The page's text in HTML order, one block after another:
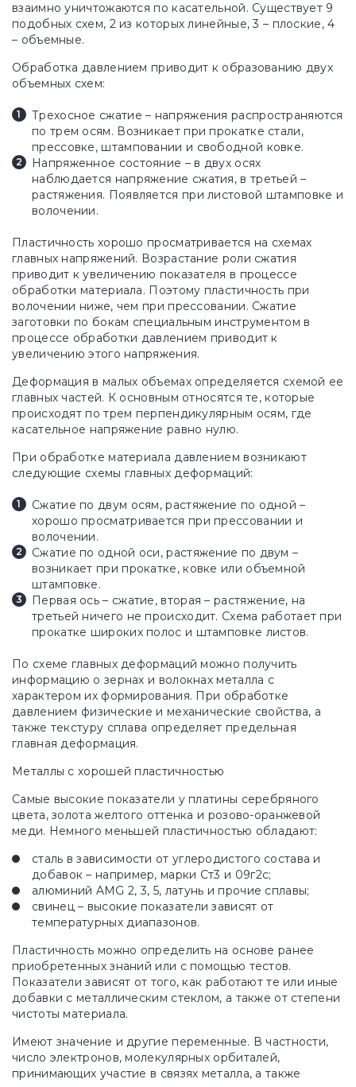
взаимно уничтожаются по касательной. Существует 9
подобных схем, 2 из которых линейные, 3 – плоские, 4
– объемные.
Обработка давлением приводит к образованию двух
объемных схем:
Трехосное сжатие – напряжения распространяются
по трем осям. Возникает при прокатке стали,
прессовке, штамповании и свободной ковке.
Напряженное состояние – в двух осях
наблюдается напряжение сжатия, в третьей –
растяжения. Появляется при листовой штамповке и
волочении.
Пластичность хорошо просматривается на схемах
главных напряжений. Возрастание роли сжатия
приводит к увеличению показателя в процессе
обработки материала. Поэтому пластичность при
волочении ниже, чем при прессовании. Сжатие
заготовки по бокам специальным инструментом в
процессе обработки давлением приводит к
увеличению этого напряжения.
Деформация в малых объемах определяется схемой ее
главных частей. К основным относятся те, которые
происходят по трем перпендикулярным осям, где
касательное напряжение равно нулю.
При обработке материала давлением возникают
следующие схемы главных деформаций:
Сжатие по двум осям, растяжение по одной –
хорошо просматривается при прессовании и
волочении.
Сжатие по одной оси, растяжение по двум –
возникает при прокатке, ковке или объемной
штамповке.
Первая ось – сжатие, вторая – растяжение, на
третьей ничего не происходит. Схема работает при
прокатке широких полос и штамповке листов.
По схеме главных деформаций можно получить
информацию о зернах и волокнах металла с
характером их формирования. При обработке
давлением физические и механические свойства, а
также текстуру сплава определяет предельная
главная деформация.
Металлы с хорошей пластичностью
Самые высокие показатели у платины серебряного
цвета, золота желтого оттенка и розово-оранжевой
меди. Немного меньшей пластичностью обладают:
сталь в зависимости от углеродистого состава и
добавок – например, марки Ст3 и 09г2c;
алюминий AMG 2, 3, 5, латунь и прочие сплавы;
свинец – высокие показатели зависят от
температурных диапазонов.
Пластичность можно определить на основе ранее
приобретенных знаний или с помощью тестов.
Показатели зависят от того, как работают те или иные
добавки с металлическим стеклом, а также от степени
чистоты материала.
Имеют значение и другие переменные. В частности,
число электронов, молекулярных орбиталей,
принимающих участие в связях металла, а также